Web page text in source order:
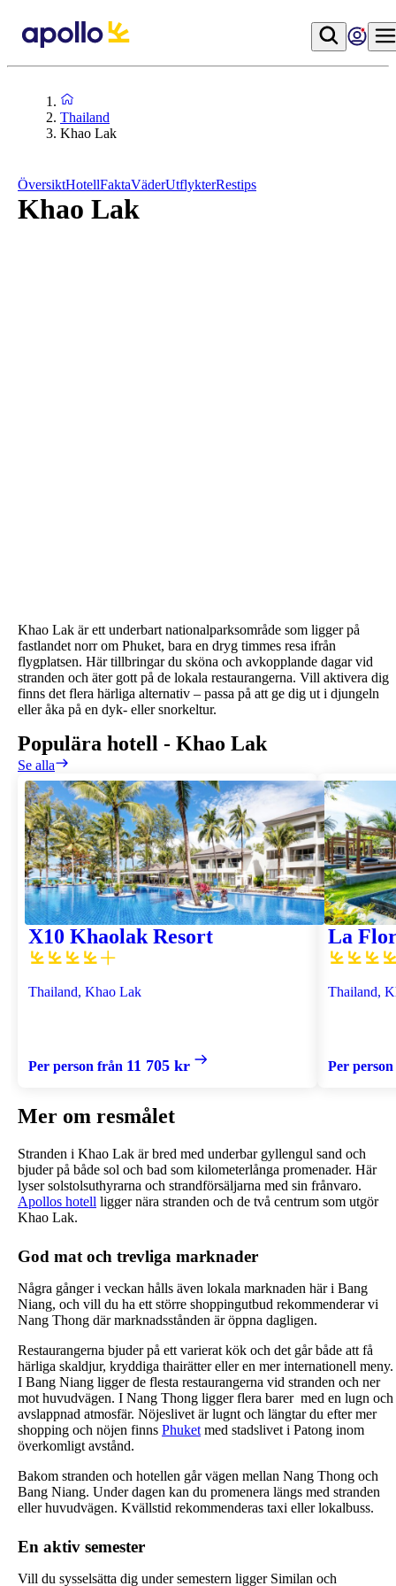
Thailand
Khao Lak
ÖversiktHotellFaktaVäderUtflykterRestips
Khao Lak
Khao Lak är ett underbart nationalparksområde som ligger på
fastlandet norr om Phuket, bara en dryg timmes resa ifrån
flygplatsen. Här tillbringar du sköna och avkopplande dagar vid
stranden och äter gott på de lokala restaurangerna. Vill aktivera dig
finns det flera härliga alternativ – passa på att ge dig ut i djungeln
eller åka på en dyk- eller snorkeltur.
Populära hotell - Khao Lak
Se alla
X10 Khaolak Resort
Thailand, Khao Lak
Per person från 11 705 kr
La
Thailand,
Per
Mer om resmålet
Stranden i Khao Lak är bred med underbar gyllengul sand och
bjuder på både sol och bad som kilometerlånga promenader. Här
lyser solstolsuthyrarna och strandförsäljarna med sin frånvaro.
Apollos hotell ligger nära stranden och de två centrum som utgör
Khao Lak.
God mat och trevliga marknader
Några gånger i veckan hålls även lokala marknaden här i Bang
Niang, och vill du ha ett större shoppingutbud rekommenderar vi
Nang Thong där marknadsstånden är öppna dagligen.
Restaurangerna bjuder på ett varierat kök och det går både att få
härliga skaldjur, kryddiga thairätter eller en mer internationell meny.
I Bang Niang ligger de flesta restaurangerna vid stranden och ner
mot huvudvägen. I Nang Thong ligger flera barer med en lugn och
avslappnad atmosfär. Nöjeslivet är lugnt och längtar du efter mer
shopping och nöjen finns Phuket med stadslivet i Patong inom
överkomligt avstånd.
Bakom stranden och hotellen går vägen mellan Nang Thong och
Bang Niang. Under dagen kan du promenera längs med stranden
eller huvudvägen. Kvällstid rekommenderas taxi eller lokalbuss.
En aktiv semester
Vill du sysselsätta dig under semestern ligger Similan och